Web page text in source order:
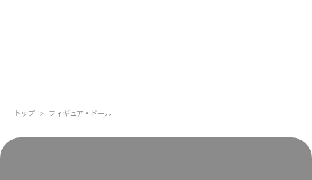
トップ ＞ フィギュア・ドール